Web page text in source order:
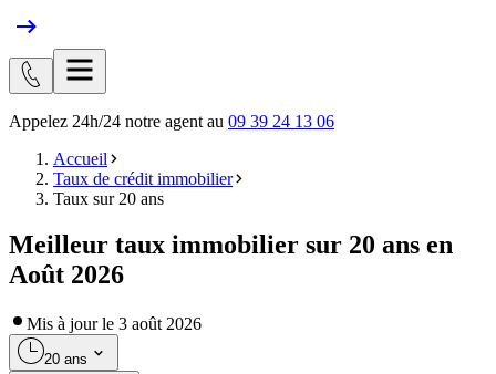
Appelez 24h/24 notre agent au 09 39 24 13 06
Accueil
Taux de crédit immobilier
Taux sur 20 ans
Meilleur taux immobilier sur 20 ans en
Août 2026
Mis à jour le 3 août 2026
20 ans